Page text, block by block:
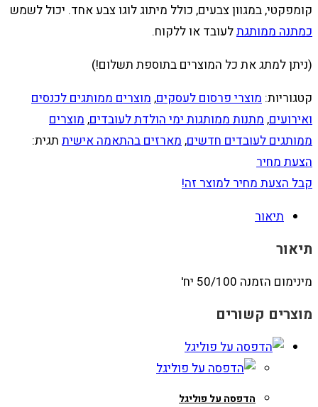
קומפקטי, במגוון צבעים, כולל מיתוג לוגו צבע אחד. יכול לשמש
כמתנה ממותגתלעובד או ללקוח.
(ניתן למתג את כל המוצרים בתוספת תשלום!)
קטגוריות: מוצרי פרסום לעסקים, מוצרים ממותגים לכנסים
ואירועים, מתנות ממותגות ימי הולדת לעובדים, מוצרים
ממותגים לעובדים חדשים, מארזים בהתאמה אישית תגית:
הצעת מחיר
קבל הצעת מחיר למוצר זה!
תיאור
תיאור
מינימום הזמנה 50/100 יח'
מוצרים קשורים
הדפסה על פוליגל